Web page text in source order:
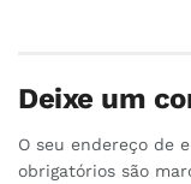
Deixe um
O seu endereço de
obrigatórios são